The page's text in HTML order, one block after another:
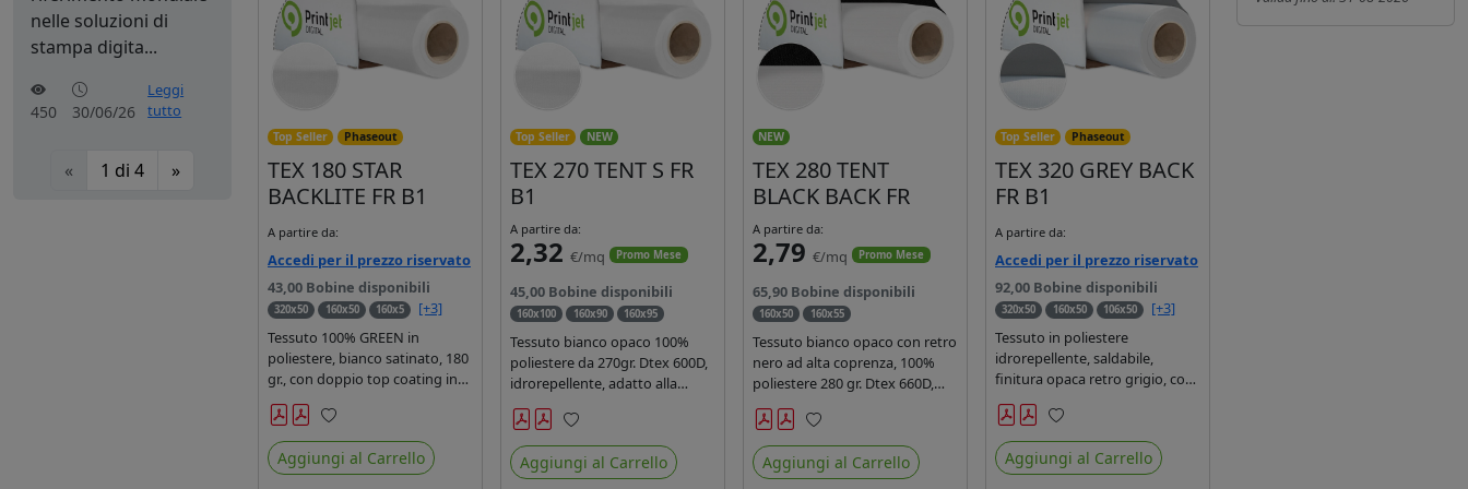
nelle soluzioni di
stampa digita...
450 30/06/26
Leggi
tutto
« 1 di 4 »
Top Seller Phaseout
TEX 180 STAR
BACKLITE FR B1
A partire da:
Accedi per il prezzo riservato
43,00 Bobine disponibili
320x50 160x50 160x5
[+3]
Tessuto 100% GREEN in
poliestere, bianco satinato, 180
gr., con doppio top coating in
resina per la stampa solvente,
ecosolvente, UV e latex.
Preferiti
Aggiungi al Carrello
Top Seller NEW
TEX 270 TENT S FR
B1
A partire da:
2,32 €/mq Promo Mese
45,00 Bobine disponibili
160x100 160x90 160x95
Tessuto bianco opaco 100%
poliestere da 270gr. Dtex 600D,
idrorepellente, adatto alla
stampa solvente, ecosolvente,
uv, latex (di terza generazione).
Ideale per tende ,coperture
gazebo, prodotti gonfiabili o
Preferiti
Aggiungi al Carrello
NEW
TEX 280 TENT
BLACK BACK FR
A partire da:
2,79 €/mq Promo Mese
65,90 Bobine disponibili
160x50 160x55
Tessuto bianco opaco con retro
nero ad alta coprenza, 100%
poliestere 280 gr. Dtex 660D,
idrorepellente, adatto alla
stampa sublimatica indiretta.
Ideale per tende ,coperture
gazebo, prodotti gonfiabili o
Preferiti
Aggiungi al Carrello
Top Seller Phaseout
TEX 320 GREY BACK
FR B1
A partire da:
Accedi per il prezzo riservato
92,00 Bobine disponibili
320x50 160x50 106x50
[+3]
Tessuto in poliestere
idrorepellente, saldabile,
finitura opaca retro grigio, con
top coating in PVC 320 gr/mq,
per stampe con inchiostri
solvente, ecosolvente, uv e
latex, certificato Flame
Preferiti
Aggiungi al Carrello